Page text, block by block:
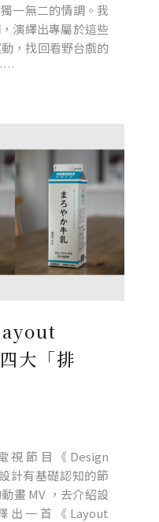
一無二的情調。我
演繹出專屬於這些
，找回看野台戲的
大「排
視節目《Design
計有基礎認知的節
畫 MV ，去介紹設
出一首《Layout